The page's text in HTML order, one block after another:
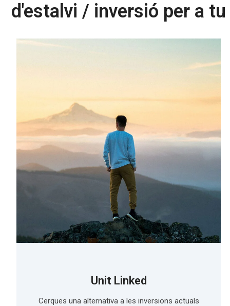
d'estalvi / inversió per a tu
Unit Linked
Cerques una alternativa a les inversions actuals